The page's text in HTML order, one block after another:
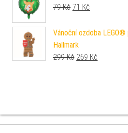
79Kč Původní cena
71 Kč
Vánoční ozdoba
Hallmark
299Kč Původní cena
269 Kč